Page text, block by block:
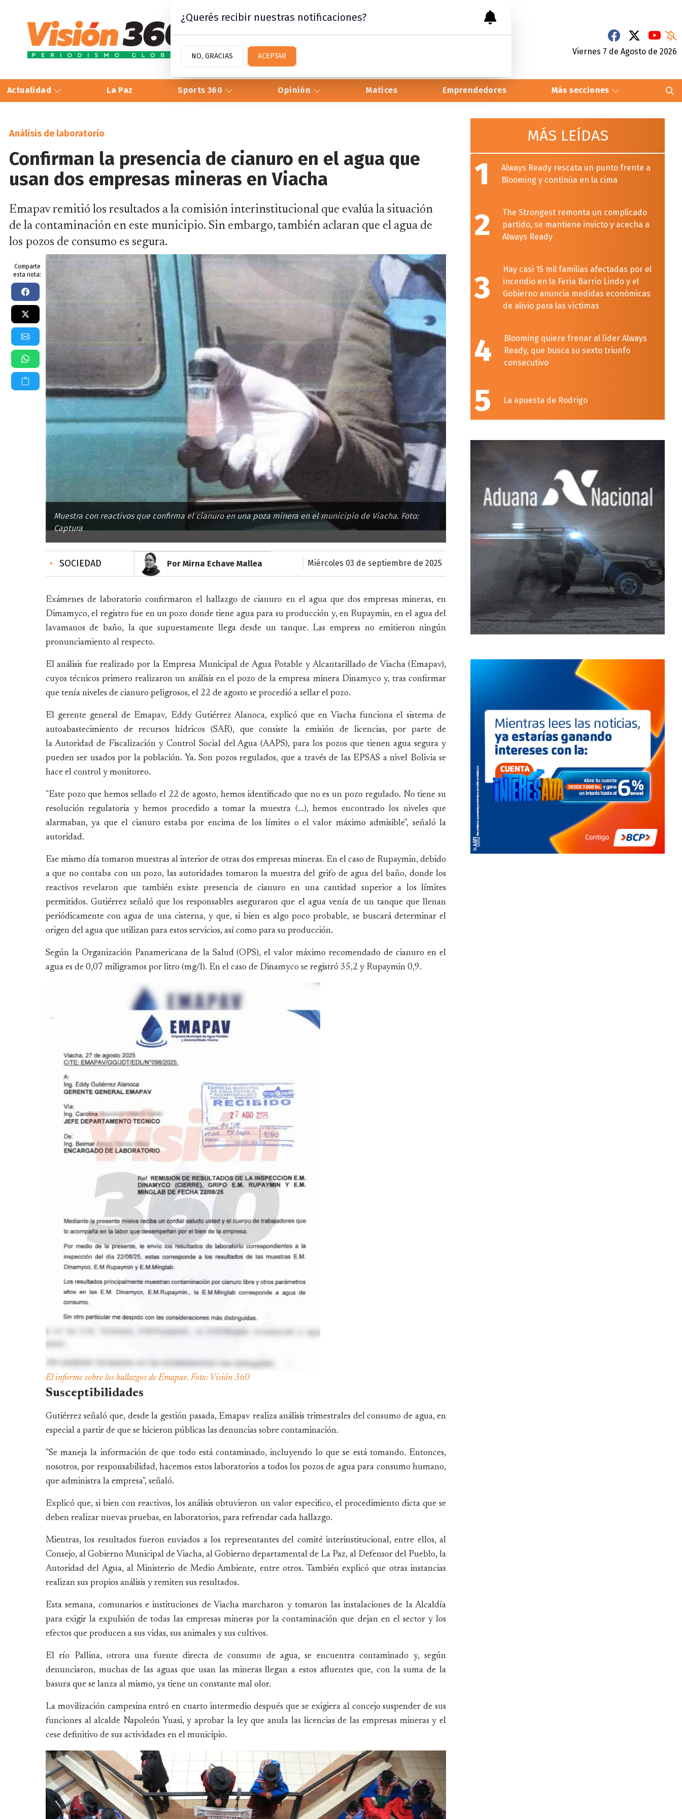
Viernes 7 de Agosto de 2026
Actualidad La Paz Sports 360 Opinión Matices Emprendedores Más secciones
Análisis de laboratorio
Confirman la presencia de cianuro en el agua que
usan dos empresas mineras en Viacha
Emapav remitió los resultados a la comisión interinstitucional que evalúa la situación
de la contaminación en este municipio. Sin embargo, también aclaran que el agua de
los pozos de consumo es segura.
Comparte
esta nota:
Muestra con reactivos que confirma el cianuro en una poza minera en el municipio de Viacha. Foto:
Captura
• SOCIEDAD Por Mirna Echave Mallea miércoles 03 de septiembre de 2025
Exámenes de laboratorio confirmaron el hallazgo de cianuro en el agua que dos empresas mineras, en
Dimamyco, el registro fue en un pozo donde tiene agua para su producción y, en Rupaymin, en el agua del
lavamanos de baño, la que supuestamente llega desde un tanque. Las empress no emitieron ningún
pronunciamiento al respecto.
El análisis fue realizado por la Empresa Municipal de Agua Potable y Alcantarillado de Viacha (Emapav),
cuyos técnicos primero realizaron un análisis en el pozo de la empresa minera Dinamyco y, tras confirmar
que tenía niveles de cianuro peligrosos, el 22 de agosto se procedió a sellar el pozo.
El gerente general de Emapav, Eddy Gutiérrez Alanoca, explicó que en Viacha funciona el sistema de
autoabastecimiento de recursos hídricos (SAR), que consiste la emisión de licencias, por parte de
la Autoridad de Fiscalización y Control Social del Agua (AAPS), para los pozos que tienen agua segura y
pueden ser usados por la población. Ya. Son pozos regulados, que a través de las EPSAS a nivel Bolivia se
hace el control y monitoreo.
"Este pozo que hemos sellado el 22 de agosto, hemos identificado que no es un pozo regulado. No tiene su
resolución regulatoria y hemos procedido a tomar la muestra (...), hemos encontrado los niveles que
alarmaban, ya que el cianuro estaba por encima de los límites o el valor máximo admisible", señaló la
autoridad.
Ese mismo día tomaron muestras al interior de otras dos empresas mineras. En el caso de Rupaymin, debido
a que no contaba con un pozo, las autoridades tomaron la muestra del grifo de agua del baño, donde los
reactivos revelaron que también existe presencia de cianuro en una cantidad superior a los límites
permitidos. Gutiérrez señaló que los responsables aseguraron que el agua venía de un tanque que llenan
periódicamente con agua de una cisterna, y que, si bien es algo poco probable, se buscará determinar el
origen del agua que utilizan para estos servicios, así como para su producción.
Según la Organización Panamericana de la Salud (OPS), el valor máximo recomendado de cianuro en el
agua es de 0,07 miligramos por litro (mg/l). En el caso de Dinamyco se registró 35,2 y Rupaymin 0,9.
El informe sobre los hallazgos de Emapav. Foto: Visión 360
Susceptibilidades
Gutiérrez señaló que, desde la gestión pasada, Emapav realiza análisis trimestrales del consumo de agua, en
especial a partir de que se hicieron públicas las denuncias sobre contaminación.
"Se maneja la información de que todo está contaminado, incluyendo lo que se está tomando. Entonces,
nosotros, por responsabilidad, hacemos estos laboratorios a todos los pozos de agua para consumo humano,
que administra la empresa", señaló.
Explicó que, si bien con reactivos, los análisis obtuvieron un valor especifico, el procedimiento dicta que se
deben realizar nuevas pruebas, en laboratorios, para refrendar cada hallazgo.
Mientras, los resultados fueron enviados a los representantes del comité interinstitucional, entre ellos, al
Consejo, al Gobierno Municipal de Viacha, al Gobierno departamental de La Paz, al Defensor del Pueblo, la
Autoridad del Agua, al Ministerio de Medio Ambiente, entre otros. También explicó que otras instancias
realizan sus propios análisis y remiten sus resultados.
Esta semana, comunarios e instituciones de Viacha marcharon y tomaron las instalaciones de la Alcaldía
para exigir la expulsión de todas las empresas mineras por la contaminación que dejan en el sector y los
efectos que producen a sus vidas, sus animales y sus cultivos.
El río Pallina, otrora una fuente directa de consumo de agua, se encuentra contaminado y, según
denunciaron, muchas de las aguas que usan las mineras llegan a estos afluentes que, con la suma de la
basura que se lanza al mismo, ya tiene un constante mal olor.
La movilización campesina entró en cuarto intermedio después que se exigiera al concejo suspender de sus
funciones al alcalde Napoleón Yuasi, y aprobar la ley que anula las licencias de las empresas mineras y el
cese definitivo de sus actividades en el municipio.
MÁS LEÍDAS
1
Always Ready rescata un punto frente a
Blooming y continúa en la cima
2
The Strongest remonta un complicado
partido, se mantiene invicto y acecha a
Always Ready
3
Hay casi 15 mil familias afectadas por el
incendio en la Feria Barrio Lindo y el
Gobierno anuncia medidas económicas
de alivio para las víctimas
4
Blooming quiere frenar al líder Always
Ready, que busca su sexto triunfo
consecutivo
5 La apuesta de Rodrigo
¿Querés recibir nuestras notificaciones?
NO, GRACIAS ACEPTAR